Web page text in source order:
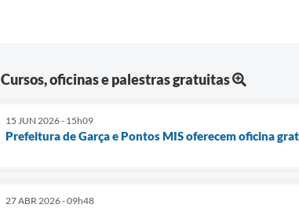
Cursos, oficinas e palestras gratuitas
15 JUN 2026 - 15h09
Prefeitura de Garça e Pontos MIS oferecem oficina
27 ABR 2026 - 09h48